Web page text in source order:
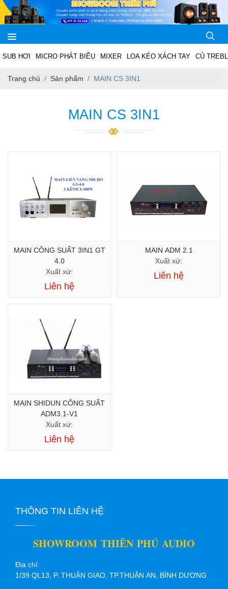
SUB HƠI MICRO PHÁT BIỂU MIXER LOA KÉO XÁCH TAY CỦ
Trang chủ Sản phẩm MAIN CS 3IN1
MAIN CS 3IN1
MAIN CÔNG SUẤT 3IN1 GT
4.0
Xuất xứ:
Liên hệ
MAIN ADM 2.1
Xuất xứ:
Liên hệ
MAIN SHIDUN CÔNG SUẤT
ADM3.1-V1
Xuất xứ:
Liên hệ
THÔNG TIN LIÊN HỆ
SHOWROOM THIÊN PHÚ AUDIO
Địa chỉ:
1/39 QL13, P. THUẬN GIAO, TP.THUẬN AN, BÌNH DƯƠNG